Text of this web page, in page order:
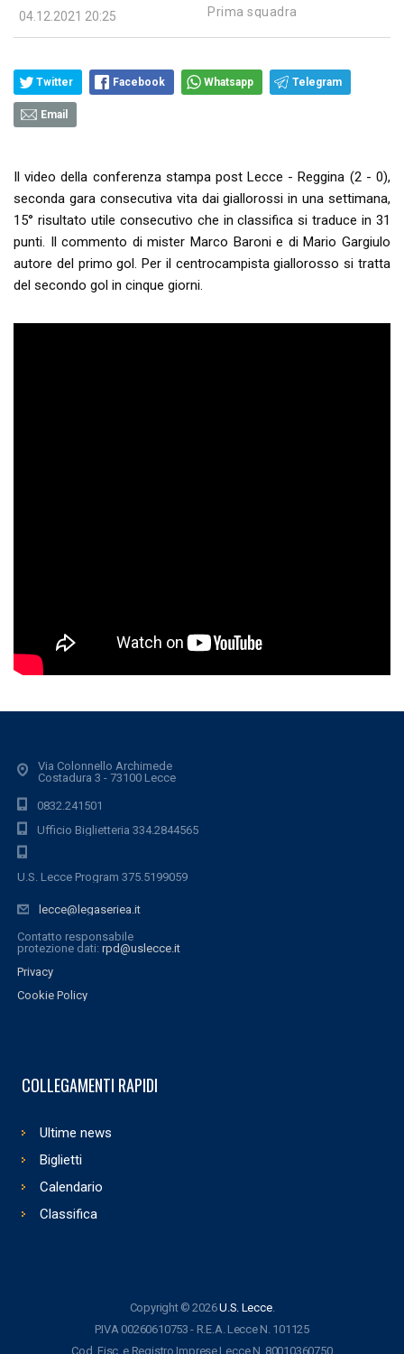
04.12.2021 20:25 Prima squadra
Twitter Facebook Whatsapp Telegram
Email
Il video della conferenza stampa post Lecce - Reggina (2 - 0),
seconda gara consecutiva vita dai giallorossi in una settimana,
15° risultato utile consecutivo che in classifica si traduce in 31
punti. Il commento di mister Marco Baroni e di Mario Gargiulo
autore del primo gol. Per il centrocampista giallorosso si tratta
del secondo gol in cinque giorni.
Via Colonnello Archimede
Costadura 3 - 73100 Lecce
0832.241501
Ufficio Biglietteria 334.2844565
U.S. Lecce Program 375.5199059
lecce@legaseriea.it
Contatto responsabile
protezione dati: rpd@uslecce.it
Privacy
Cookie Policy
COLLEGAMENTI RAPIDI
Ultime news
Biglietti
Calendario
Classifica
Copyright © 2026U.S. Lecce.
P.IVA 00260610753 - R.E.A. Lecce N. 101125
Cod. Fisc. e Registro Imprese Lecce N. 80010360750